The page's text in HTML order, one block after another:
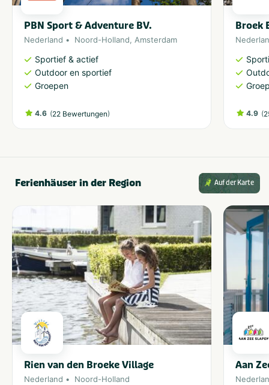
PBN Sport & Adventure BV.
Nederland Noord-Holland, Amsterdam
Sportief & actief
Outdoor en sportief
Groepen
4.6 (22 Bewertungen)
Broek
4.9 (
Ferienhäuser in der Region Auf der Karte
Rien van den Broeke Village
Nederland Noord-Holland
Aan